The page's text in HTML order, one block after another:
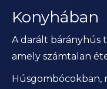
Konyhában
A darált bárányhús
amely számtalan
Húsgombócokban,